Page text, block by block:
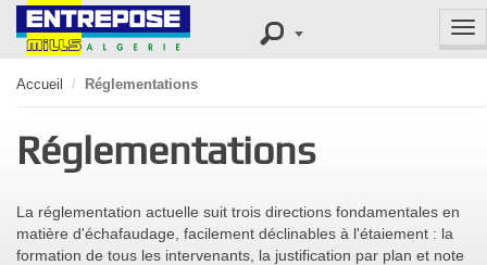
Accueil / Réglementations
Réglementations
La réglementation actuelle suit trois directions fondamentales en
matière d'échafaudage, facilement déclinables à l'étaiement : la
formation de tous les intervenants, la justification par plan et note